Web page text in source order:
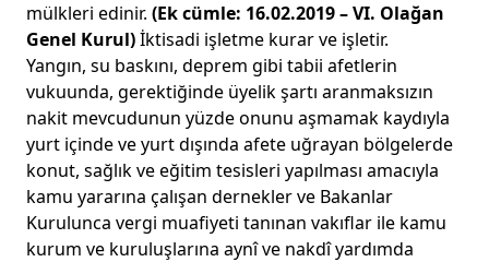
mülkleri edinir. (Ek cümle: 16.02.2019 – VI. Olağan
Genel Kurul)İktisadi işletme kurar ve işletir.
Yangın, su baskını, deprem gibi tabii afetlerin
vukuunda, gerektiğinde üyelik şartı aranmaksızın
nakit mevcudunun yüzde onunu aşmamak kaydıyla
yurt içinde ve yurt dışında afete uğrayan bölgelerde
konut, sağlık ve eğitim tesisleri yapılması amacıyla
kamu yararına çalışan dernekler ve Bakanlar
Kurulunca vergi muafiyeti tanınan vakıflar ile kamu
kurum ve kuruluşlarına aynî ve nakdî yardımda